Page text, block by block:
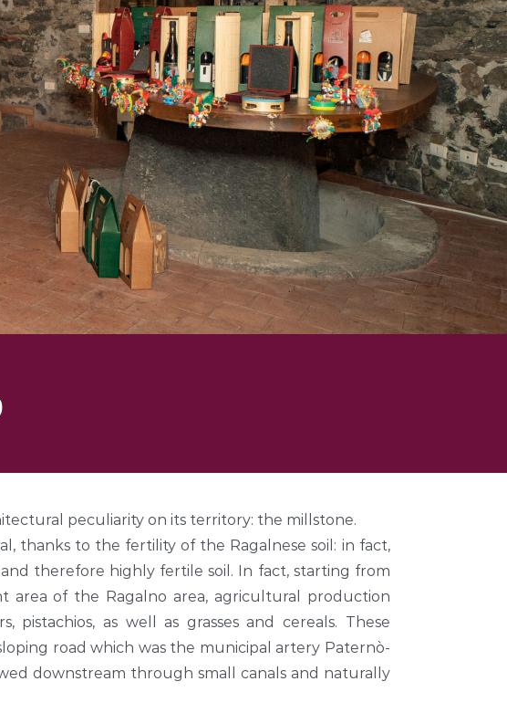
peculiarity on its territory: the millstone.
thanks to the fertility of the Ragalnese soil: in fact,
therefore highly fertile soil. In fact, starting from
of the Ragalno area, agricultural production
as well as grasses and cereals. These
road which was the municipal artery Paternò-
downstream through small canals and naturally